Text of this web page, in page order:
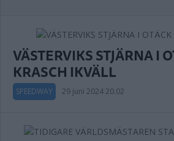
VÄSTERVIKS STJÄRNA I
KRASCH IKVÄLL
SPEEDWAY 29 juni 2024 20.02